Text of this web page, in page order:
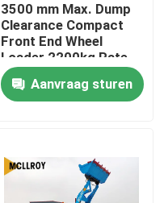
3500 mm Max. Dump
Clearance Compact
Front End Wheel
Loader 2200kg Rate
Load Mini Front End
Wheel Loader
Aanvraag sturen